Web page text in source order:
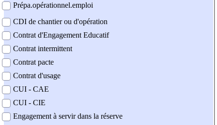
Prépa.opérationnel.emploi
CDI de chantier ou d'opération
Contrat d'Engagement Educatif
Contrat intermittent
Contrat pacte
Contrat d'usage
CUI - CAE
CUI - CIE
Engagement à servir dans la réserve